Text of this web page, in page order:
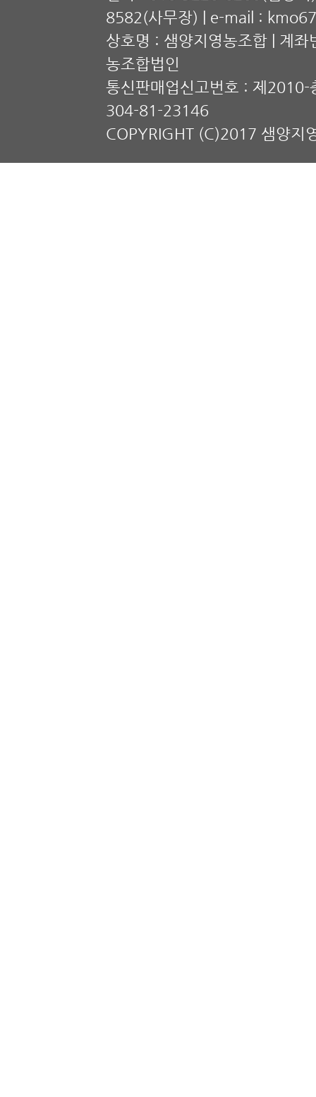
8582(사무장) | e-mail :
상호명 : 샘양지영농조합 | 계
농조합법인
통신판매업신고번호 : 제
304-81-23146
COPYRIGHT (C)2017 샘양지